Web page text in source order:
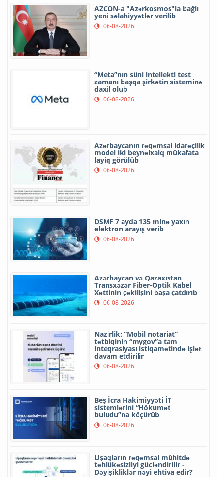
AZCON-a "Azərkosmos"la bağlı
yeni səlahiyyətlər verilib
06-08-2026
“Meta”nın süni intellekti test
zamanı başqa şirkətin sisteminə
daxil olub
06-08-2026
Azərbaycanın rəqəmsal idarəçilik
model iki beynəlxalq mükafata
layiq görülüb
06-08-2026
DSMF 7 ayda 135 minə yaxın
elektron arayış verib
06-08-2026
Azərbaycan və Qazaxıstan
Transxəzər Fiber-Optik Kabel
Xəttinin çəkilişini başa çatdırıb
06-08-2026
Nazirlik: “Mobil notariat”
tətbiqinin “mygov”a tam
inteqrasiyası istiqamətində işlər
davam etdirilir
06-08-2026
Beş İcra Hakimiyyəti İT
sistemlərini “Hökumət
buludu”na köçürüb
06-08-2026
Uşaqların rəqəmsal mühitdə
təhlükəsizliyi gücləndirilir -
Dəyişikliklər nəyi ehtiva edir?